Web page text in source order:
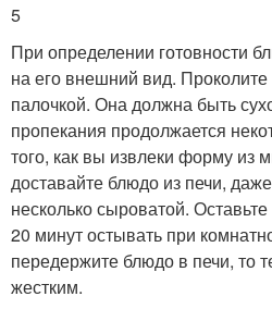
5
При определении готовности
на его внешний вид.
палочкой. Она должна быть
пропекания продолжается
того, как вы извлеки форму из
доставайте блюдо из печи,
несколько сыроватой.
20 минут остывать при
передержите блюдо в печи, то
жестким.